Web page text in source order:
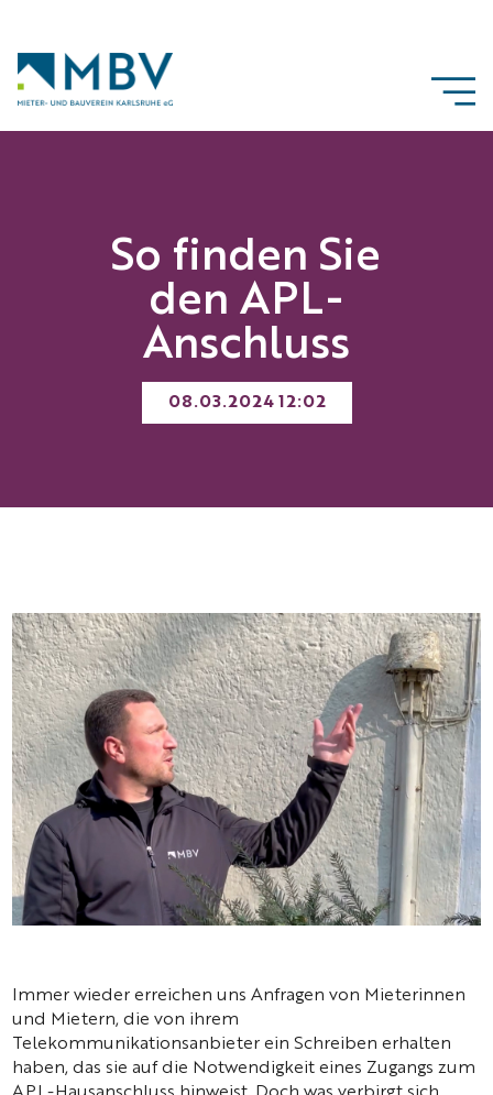
So finden Sie
den APL-
Anschluss
08.03.2024 12:02
Immer wieder erreichen uns Anfragen von Mieterinnen
und Mietern, die von ihrem
Telekommunikationsanbieter ein Schreiben erhalten
haben, das sie auf die Notwendigkeit eines Zugangs zum